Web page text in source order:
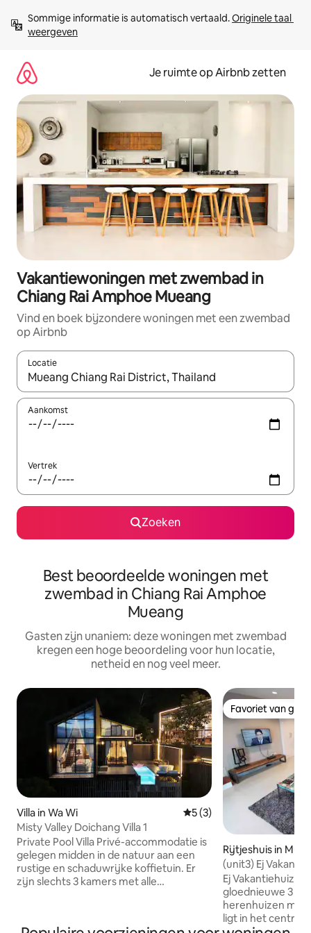
direct
naar
Sommige informatie is automatisch vertaald. Originele taal
weergeven
Je ruimte op Airbnb zetten
Vakantiewoningen met zwembad in
Chiang Rai Amphoe Mueang
Vind en boek bijzondere woningen met een zwembad
op Airbnb
Locatie
Wanneer er suggesties beschikbaar zijn, maak je een keuze
Aankomst
Vertrek
Zoeken
Best beoordeelde woningen met
zwembad in Chiang Rai Amphoe
Mueang
Gasten zijn unaniem: deze woningen met zwembad
kregen een hoge beoordeling voor hun locatie,
netheid en nog veel meer.
Villa in Wa Wi Gemiddelde beoordeling
5 (3)
Misty Valley Doichang Villa 1
Private Pool Villa Privé-accommodatie is
gelegen midden in de natuur aan een
rustige en schaduwrijke koffietuin. Er
zijn slechts 3 kamers met alle
Favoriet van
Favoriet van
Rijtjeshuis in
Rai
(unit3) Ej
Ej
gloednieuwe 3
herenhuizen met
ligt in het